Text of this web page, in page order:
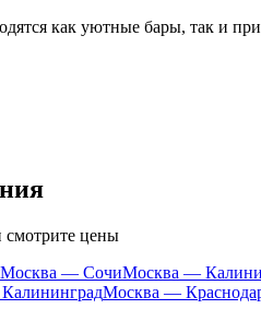
как уютные бары, так и
смотрите цены
Москва — СочиМосква —
Москва —